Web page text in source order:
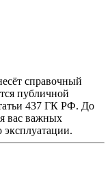
справочный
публичной
437 ГК РФ. До
вас важных
эксплуатации.